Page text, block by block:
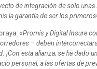
de integración de solo unas
la garantía de ser los
«Promis y Digital Insure
– deben
¡Con esta alianza, se ha dado
personal, a las ofertas de